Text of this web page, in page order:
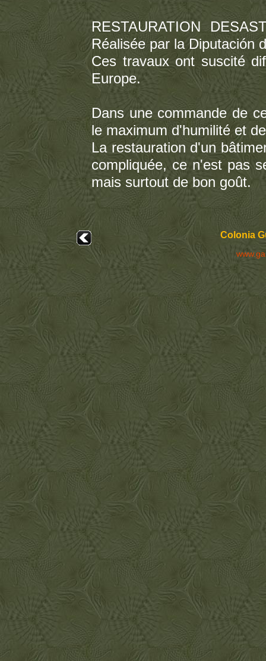
RESTAURATION
Réalisée par la Diputación
Ces travaux ont suscité
Europe.
Dans une commande de
le maximum d'humilité et
La restauration d'un
compliquée, ce n'est pas
mais surtout de bon goût.
Colonia